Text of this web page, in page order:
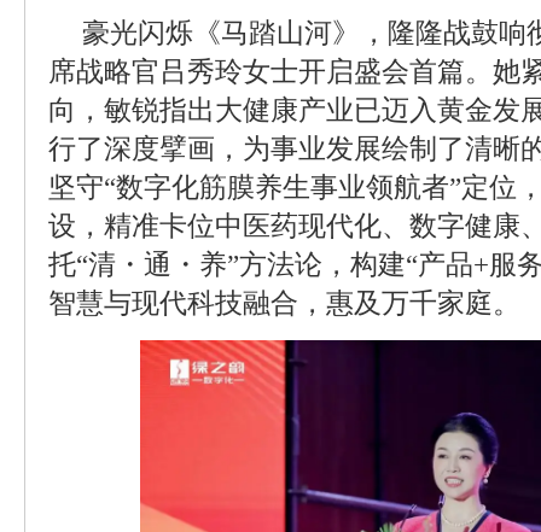
豪光闪烁《马踏山河》，隆隆战鼓响
席战略官吕秀玲女士开启盛会首篇。她
向，敏锐指出大健康产业已迈入黄金发
行了深度擘画，为事业发展绘制了清晰
坚守“数字化筋膜养生事业领航者”定位
设，精准卡位中医药现代化、数字健康
托“清・通・养”方法论，构建“产品+服
智慧与现代科技融合，惠及万千家庭。